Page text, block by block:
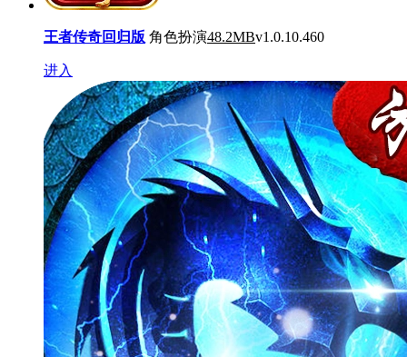
王者传奇回归版 角色扮演48.2MBv1.0.10.460
进入